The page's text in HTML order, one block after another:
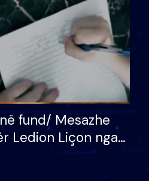
fund/ Mesazhe
Ledion Liçon nga
e tij, moderatori
Nuk meritoj…